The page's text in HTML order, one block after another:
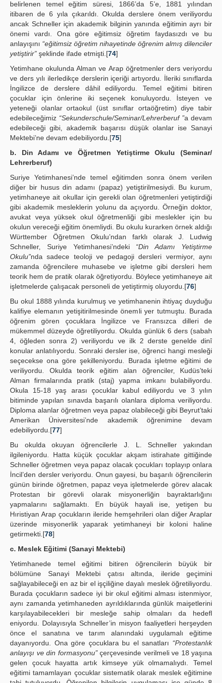
belirlenen temel eğitim süresi, 1866’da 5’e, 1881 yılından
itibaren de 6 yıla çıkarıldı. Okulda derslere önem veriliyordu
ancak Schneller için akademik bilginin yanında eğitimin ayrı bir
önemi vardı. Ona göre eğitimsiz öğretim faydasızdı ve bu
anlayışını “eğitimsiz öğretim nihayetinde öğrenim almış dilenciler
yetiştirir” şeklinde ifade etmişti.[74]
Yetimhane okulunda Alman ve Arap öğretmenler ders veriyordu
ve ders yılı ilerledikçe derslerin içeriği artıyordu. İleriki sınıflarda
İngilizce de derslere dâhil ediliyordu. Temel eğitimi bitiren
çocuklar için önlerine iki seçenek konuluyordu. İsteyen ve
yeteneği olanlar ortaokul (üst sınıflar ortaöğretim) diye tabir
edebileceğimiz “Sekunderschule/Seminar/Lehrerberuf ”a devam
edebileceği gibi, akademik başarısı düşük olanlar ise Sanayi
Mektebi’ne devam edebiliyordu.[75]
b. Din Adamı ve Öğretmen Yetiştirme Okulu (Seminar/
Lehrerberuf)
Suriye Yetimhanesi’nde temel eğitimden sonra önem verilen
diğer bir husus din adamı (papaz) yetiştirilmesiydi. Bu kurum,
yetimhaneye ait okullar için gerekli olan öğretmenleri yetiştirdiği
gibi akademik mesleklerin yolunu da açıyordu. Örneğin doktor,
avukat veya yüksek okul öğretmenliği gibi meslekler için bu
okulun vereceği eğitim önemliydi. Bu okulu kurarken örnek aldığı
Württember Öğretmen Okulu’ndan farklı olarak J. Ludwig
Schneller, Suriye Yetimhanesi’ndeki “Din Adamı Yetiştirme
Okulu”nda sadece teoloji ve pedagoji dersleri vermiyor, aynı
zamanda öğrencilere muhasebe ve işletme gibi dersleri hem
teorik hem de pratik olarak öğretiyordu. Böylece yetimhaneye ait
işletmelerde çalışacak personeli de yetiştirmiş oluyordu.[76]
Bu okul 1888 yılında kurulmuş ve yetimhanenin ihtiyaç duyduğu
kalifiye elemanın yetişitirilmesinde önemli yer tutmuştu. Burada
öğrenim gören çocuklara İngilizce ve Fransızca dilleri de
mükemmel düzeyde öğretiliyordu. Okulda günlük 6 ders (sabah
4, öğleden sonra 2) veriliyordu ve ilk 2 derste genelde dinî
konular anlatılıyordu. Sonraki dersler ise, öğrenci hangi mesleği
seçecekse ona göre şekilleniyordu. Burada işletme eğitimi de
veriliyordu. Okulda teorik eğitim alan öğrenciler, Kudüs’teki
Alman firmalarında pratik (staj) yapma imkanı bulabiliyordu.
Okula 15-18 yaş arası çocuklar kabul ediliyordu ve 3 yılın
bitiminde yapılan sınavda başarılı olanlara diploma veriliyordu.
Diploma alanlar öğretmen veya papaz olabileceği gibi Beyrut’taki
Amerikan Üniversitesi’nde akademik öğrenimine devam
edebiliyordu.[77]
Bu okulda okuyan öğrencilerle J. L. Schneller yakından
ilgileniyordu. Hatta küçük çocuklar akşam istirahate gittiğinde
Schneller öğretmen veya papaz olacak çocukları toplayıp onlara
İncil’den dersler veriyordu. Onun gayesi, bu başarılı öğrencilerin
günün birinde öğretmen, papaz veya işletmelerde görev alacak
Protestan bir görevli olarak misyonerliğin bayraktarlığını
yapmalarını sağlamaktı. En büyük hayali ise, yetişen bu
Hıristiyan Arap çocukların ileride hemşehrileri olan diğer Araplar
üzerinde misyonerlik yaparak yetimhaneyi bir koloni haline
getirmekti.[78]
c. Meslek Eğitimi (Sanayi Mektebi)
Yetimhanede temel eğitimi bitiren öğrencilerin büyük bir
bölümüne Sanayi Mektebi çatısı altında, ileride geçimini
sağlayabileceği en az bir el işçiliğine dayalı meslek öğretiliyordu.
Burada çocukların sadece iyi bir okul eğitimi alması istenmiyor,
aynı zamanda yetimhaneden ayrıldıklarında günlük maişetlerini
karşılayabilecekleri bir mesleğe sahip olmaları da hedefl
eniyordu. Dolayısıyla Schneller’in misyon faaliyetleri herşeyden
önce el sanatına ve tarım alanındaki uygulamalı eğitime
dayanıyordu. Ona göre çocuklara bu el sanatları “Protestanlık
anlayışı ve din formasyonu”çerçevesinde verilmeli ve 18 yaşına
gelen çocuk hayatta artık kimseye yük olmamalıydı. Temel
eğitimi tamamlayan çocuklar sistematik olarak meslek eğitimine